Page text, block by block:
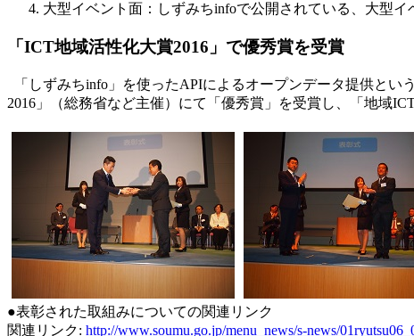
大型イベント面：しずみちinfoで公開されている、大型
「ICT地域活性化大賞2016」で優秀賞を受賞
「しずみちinfo」を使ったAPIによるオープンデータ提供と
2016」（総務省など主催）にて「優秀賞」を受賞し、「地域
●表彰された取組みについての関連リンク
関連リンク: http://www.soumu.go.jp/menu_news/s-news/